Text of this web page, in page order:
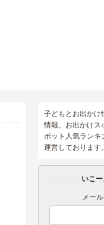
子どもとお出かけ
情報、お出かけス
ポット人気ランキ
運営しております。
いこ
メー